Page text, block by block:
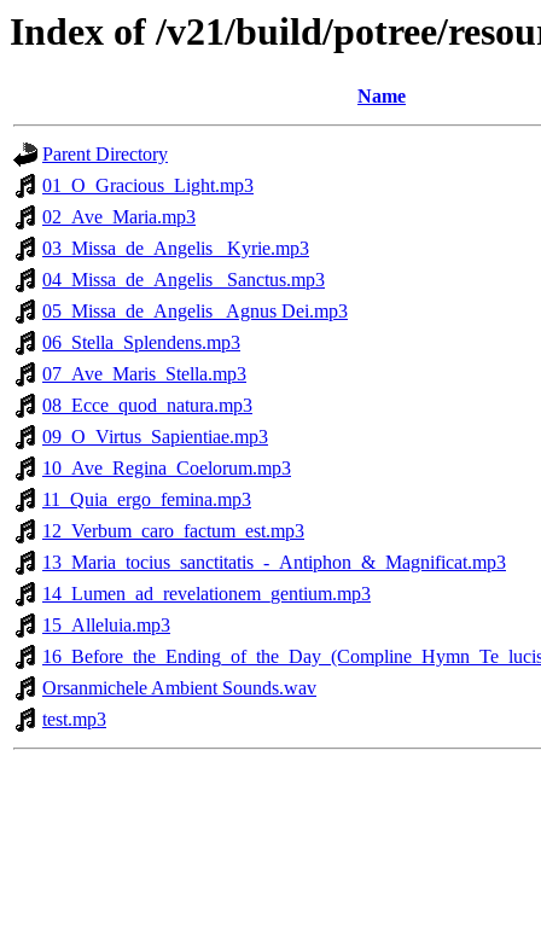
Index of /v21/build/potree/
Name
Parent Directory
01_O_Gracious_Light.mp3
02_Ave_Maria.mp3
03_Missa_de_Angelis_ Kyrie.mp3
04_Missa_de_Angelis_ Sanctus.mp3
05_Missa_de_Angelis_ Agnus Dei.mp3
06_Stella_Splendens.mp3
07_Ave_Maris_Stella.mp3
08_Ecce_quod_natura.mp3
09_O_Virtus_Sapientiae.mp3
10_Ave_Regina_Coelorum.mp3
11_Quia_ergo_femina.mp3
12_Verbum_caro_factum_est.mp3
13_Maria_tocius_sanctitatis_-_Antiphon_&_Magnificat.mp3
14_Lumen_ad_revelationem_gentium.mp3
15_Alleluia.mp3
Orsanmichele Ambient Sounds.wav
test.mp3